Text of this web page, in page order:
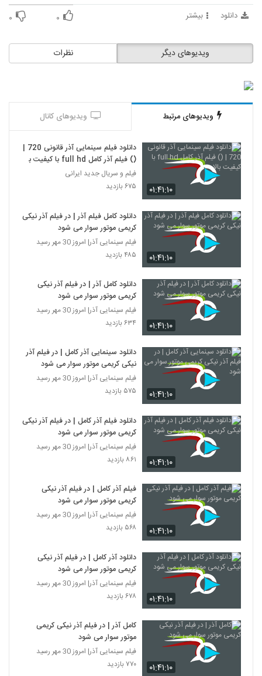
دانلود بیشتر ۰ ۰
نظرات ویدیوهای دیگر
ویدیوهای مرتبط ویدیوهای کانال
۰۱:۴۱:۱۰
دانلود فیلم سینمایی آذر قانونی 720 |
() فیلم آذر کامل full hd با کیفیت بالا
فیلم و سریال جدید ایرانی
۶۷۵ بازدید
۰۱:۴۱:۱۰
دانلود کامل فیلم آذر | در فیلم آذر نیکی
کریمی موتور سوار می شود
فیلم سینمایی آذر| امروز 30 مهر رسید
۴۸۵ بازدید
۰۱:۴۱:۱۰
دانلود کامل آذر | در فیلم آذر نیکی
کریمی موتور سوار می شود
فیلم سینمایی آذر| امروز 30 مهر رسید
۶۳۴ بازدید
۰۱:۴۱:۱۰
دانلود سینمایی آذر کامل | در فیلم آذر
نیکی کریمی موتور سوار می شود
فیلم سینمایی آذر| امروز 30 مهر رسید
۵۷۵ بازدید
۰۱:۴۱:۱۰
دانلود فیلم آذر کامل | در فیلم آذر نیکی
کریمی موتور سوار می شود
فیلم سینمایی آذر| امروز 30 مهر رسید
۸۶۱ بازدید
۰۱:۴۱:۱۰
فیلم آذر کامل | در فیلم آذر نیکی
کریمی موتور سوار می شود
فیلم سینمایی آذر| امروز 30 مهر رسید
۵۶۸ بازدید
۰۱:۴۱:۱۰
دانلود آذر کامل | در فیلم آذر نیکی
کریمی موتور سوار می شود
فیلم سینمایی آذر| امروز 30 مهر رسید
۶۷۸ بازدید
۰۱:۴۱:۱۰
کامل آذر | در فیلم آذر نیکی کریمی
موتور سوار می شود
فیلم سینمایی آذر| امروز 30 مهر رسید
۷۷۰ بازدید